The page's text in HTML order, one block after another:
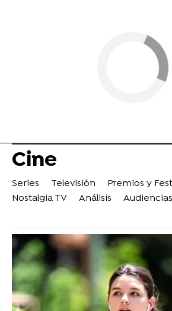
Cine
Series Televisión Premios y
Nostalgia TV
Análisis Audiencias